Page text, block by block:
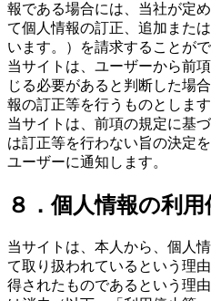
報である場合には、当社が定
て個人情報の訂正、追加また
います。）を請求することがで
当サイトは、ユーザーから前
じる必要があると判断した場
報の訂正等を行うものとします
当サイトは、前項の規定に基
は訂正等を行わない旨の決定
ユーザーに通知します。
８．個人情報の利用
当サイトは、本人から、個人
て取り扱われているという理
得されたものであるという理